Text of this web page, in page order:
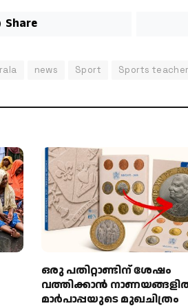
Share
news Sport Sports teacher
ഒരു പതിറ്റാണ്ടിന് ശേഷം
വത്തിക്കാൻ
മാർപാപ്പയുടെ മുഖചിത്രം